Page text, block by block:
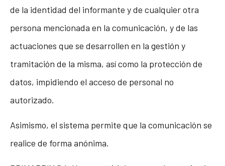
de la identidad del informante y de cualquier otra
persona mencionada en la comunicación, y de las
actuaciones que se desarrollen en la gestión y
tramitación de la misma, así como la protección de
datos, impidiendo el acceso de personal no
autorizado.
Asimismo, el sistema permite que la comunicación se
realice de forma anónima.